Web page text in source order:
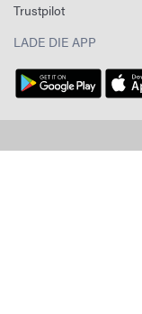
Trustpilot
LADE DIE APP